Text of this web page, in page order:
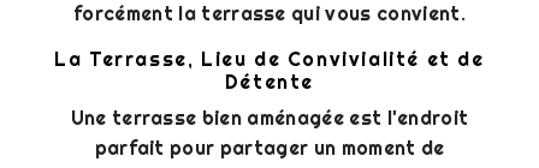
forcément la terrasse qui vous convient.
La Terrasse, Lieu de Convivialité et de
Détente
Une terrasse bien aménagée est l'endroit
parfait pour partager un moment de